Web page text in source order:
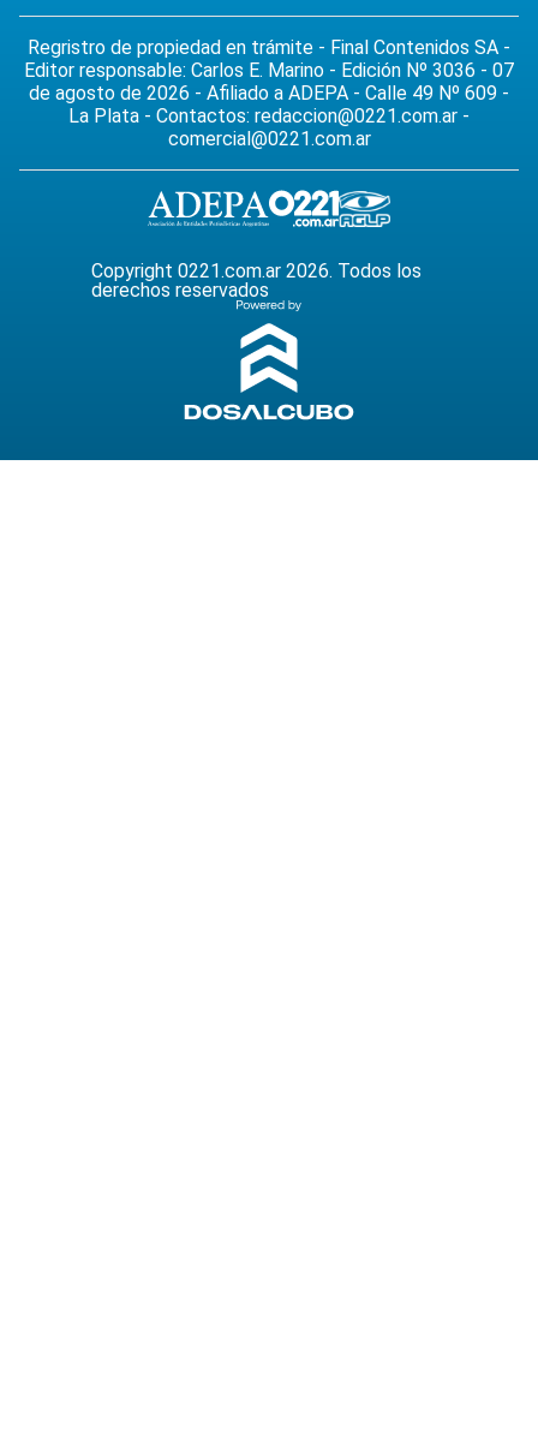
Regristro de propiedad en trámite - Final Contenidos SA -
Editor responsable: Carlos E. Marino - Edición Nº 3036 - 07
de agosto de 2026 - Afiliado a ADEPA - Calle 49 Nº 609 -
La Plata - Contactos: redaccion@0221.com.ar -
comercial@0221.com.ar
Copyright 0221.com.ar 2026. Todos los
derechos reservados